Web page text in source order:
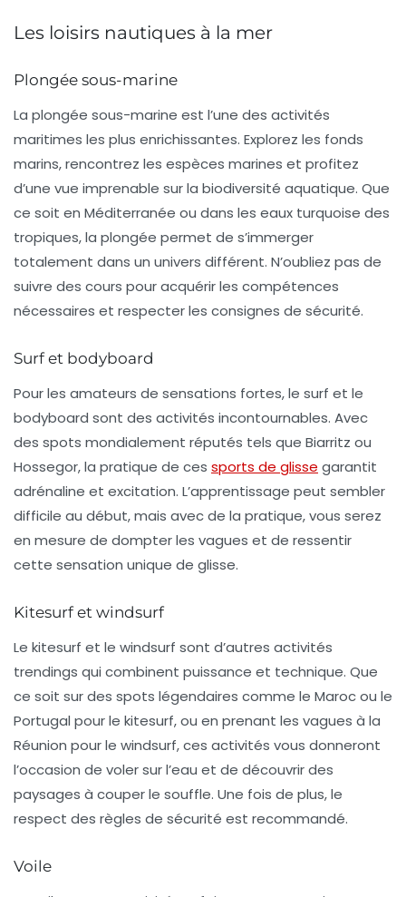
Les loisirs nautiques à la mer
Plongée sous-marine
La plongée sous-marine est l’une des activités
maritimes les plus enrichissantes. Explorez les fonds
marins, rencontrez les espèces marines et profitez
d’une vue imprenable sur la biodiversité aquatique. Que
ce soit en Méditerranée ou dans les eaux turquoise des
tropiques, la plongée permet de s’immerger
totalement dans un univers différent. N’oubliez pas de
suivre des cours pour acquérir les compétences
nécessaires et respecter les consignes de sécurité.
Surf et bodyboard
Pour les amateurs de sensations fortes, le surf et le
bodyboard sont des activités incontournables. Avec
des spots mondialement réputés tels que Biarritz ou
Hossegor, la pratique de ces sports de glisse garantit
adrénaline et excitation. L’apprentissage peut sembler
difficile au début, mais avec de la pratique, vous serez
en mesure de dompter les vagues et de ressentir
cette sensation unique de glisse.
Kitesurf et windsurf
Le kitesurf et le windsurf sont d’autres activités
trendings qui combinent puissance et technique. Que
ce soit sur des spots légendaires comme le Maroc ou le
Portugal pour le kitesurf, ou en prenant les vagues à la
Réunion pour le windsurf, ces activités vous donneront
l’occasion de voler sur l’eau et de découvrir des
paysages à couper le souffle. Une fois de plus, le
respect des règles de sécurité est recommandé.
Voile